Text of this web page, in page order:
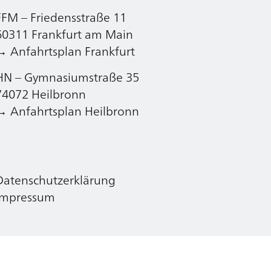
– Friedensstraße 11
Frankfurt am Main
Anfahrtsplan Frankfurt
– Gymnasiumstraße 35
Heilbronn
Anfahrtsplan Heilbronn